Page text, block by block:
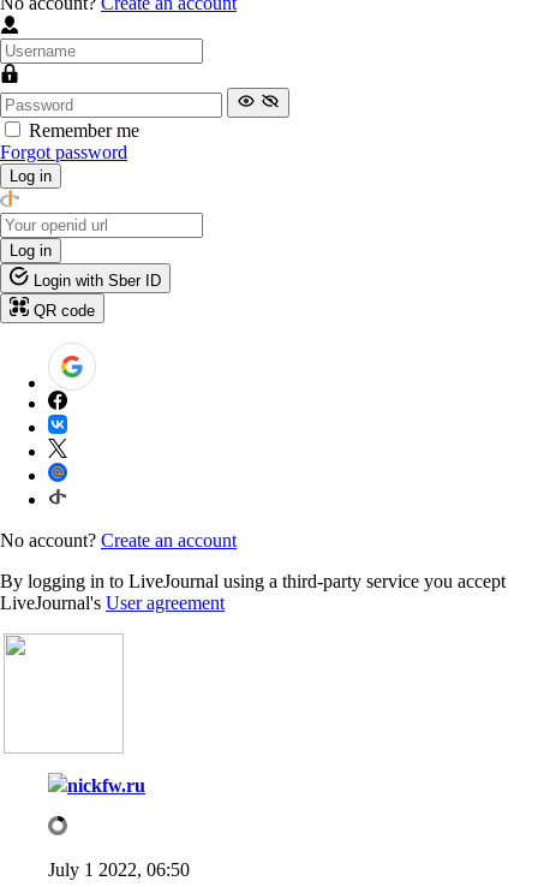
Remember me
Forgot password
Log in
Log in
Login with Sber ID
QR code
No account? Create an account
By logging in to LiveJournal using a third-party service you accept
LiveJournal's User agreement
nickfw.ru
July 1 2022, 06:50